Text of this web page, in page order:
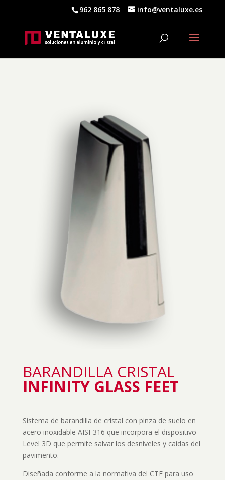
962 865 878 info@ventaluxe.es
BARANDILLA CRISTAL
INFINITY GLASS FEET
Sistema de barandilla de cristal con pinza de suelo en
acero inoxidable AISI-316 que incorpora el dispositivo
Level 3D que permite salvar los desniveles y caídas del
pavimento.
Diseñada conforme a la normativa del CTE para uso